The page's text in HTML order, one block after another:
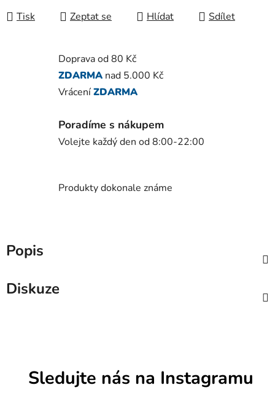
Tisk Zeptat se Hlídat Sdílet
Doprava od 80 Kč
ZDARMA nad 5.000 Kč
VráceníZDARMA
Poradíme s nákupem
Volejte každý den od 8:00-22:00
Produkty dokonale známe
Popis
Diskuze
Sledujte nás na Instagramu